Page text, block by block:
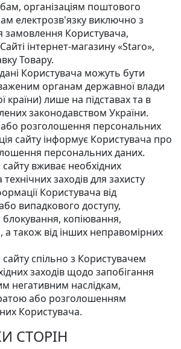
організаціям поштового
електрозв'язку виключно з
Користувача,
інтернет-магазину «Staro»,
Товару.
Користувача можуть бути
органам державної влади
країни) лише на підставах та в
законодавством України.
або розголошення персональних
сайту інформує Користувача про
персональних даних.
сайту вживає необхідних
технічних заходів для захисту
Користувача від
випадкового доступу,
копіювання,
також від інших неправомірних
сайту спільно з Користувачем
заходів щодо запобігання
негативним наслідкам,
або розголошенням
Користувача.
СТОРІН